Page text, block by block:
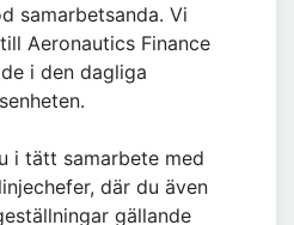
samarbetsanda. Vi
Aeronautics Finance
i den dagliga
i tätt samarbete med
där du även
gällande